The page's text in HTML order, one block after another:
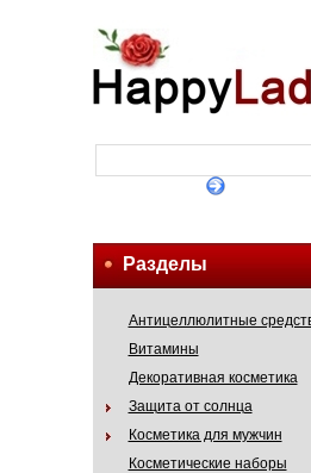
Разделы
Антицеллюлитные
Витамины
Декоративная косметика
Защита от солнца
Косметика для мужчин
Косметические наборы